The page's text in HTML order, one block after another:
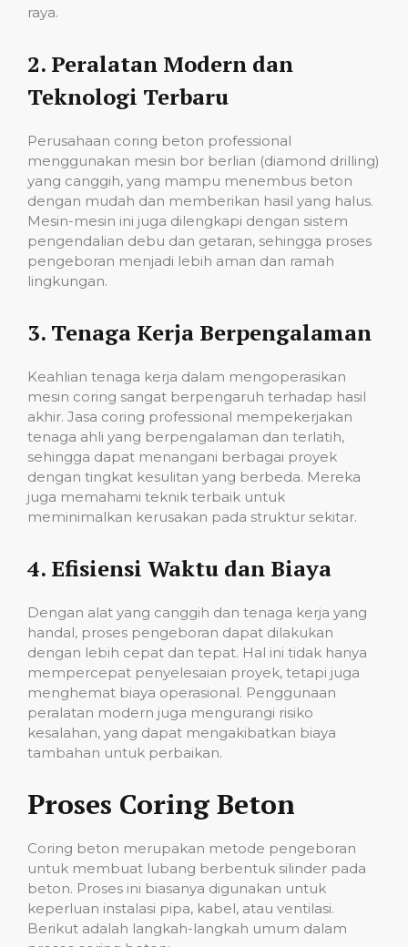
raya.
2. Peralatan Modern dan
Teknologi Terbaru
Perusahaan coring beton professional
menggunakan mesin bor berlian (diamond drilling)
yang canggih, yang mampu menembus beton
dengan mudah dan memberikan hasil yang halus.
Mesin-mesin ini juga dilengkapi dengan sistem
pengendalian debu dan getaran, sehingga proses
pengeboran menjadi lebih aman dan ramah
lingkungan.
3. Tenaga Kerja Berpengalaman
Keahlian tenaga kerja dalam mengoperasikan
mesin coring sangat berpengaruh terhadap hasil
akhir. Jasa coring professional mempekerjakan
tenaga ahli yang berpengalaman dan terlatih,
sehingga dapat menangani berbagai proyek
dengan tingkat kesulitan yang berbeda. Mereka
juga memahami teknik terbaik untuk
meminimalkan kerusakan pada struktur sekitar.
4. Efisiensi Waktu dan Biaya
Dengan alat yang canggih dan tenaga kerja yang
handal, proses pengeboran dapat dilakukan
dengan lebih cepat dan tepat. Hal ini tidak hanya
mempercepat penyelesaian proyek, tetapi juga
menghemat biaya operasional. Penggunaan
peralatan modern juga mengurangi risiko
kesalahan, yang dapat mengakibatkan biaya
tambahan untuk perbaikan.
Proses Coring Beton
Coring beton merupakan metode pengeboran
untuk membuat lubang berbentuk silinder pada
beton. Proses ini biasanya digunakan untuk
keperluan instalasi pipa, kabel, atau ventilasi.
Berikut adalah langkah-langkah umum dalam